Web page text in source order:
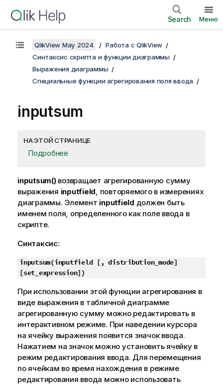
Search Меню
QlikView May 2024
Работа с QlikView
Синтаксис скрипта и функции диаграммы
Выражения диаграммы
Специальные функции агрегирования поля ввода
inputsum
НА ЭТОЙ СТРАНИЦЕ
Подробнее
inputsum()возвращает агрегированную сумму
выражения inputfield, повторяемого в измерениях
диаграммы. Элемент inputfield должен быть
именем поля, определенного как поле ввода в
скрипте.
Синтаксис:
inputsum(inputfield [, distribution_mode]
[set_expression] )
При использовании этой функции агрегирования в
виде выражения в табличной диаграмме
агрегированную сумму можно редактировать в
интерактивном режиме. При наведении курсора
на ячейку выражения появится значок ввода.
Нажатием на значок можно установить ячейку в
режим редактирования ввода. Для перемещения
по ячейкам во время нахождения в режиме
редактирования ввода можно использовать